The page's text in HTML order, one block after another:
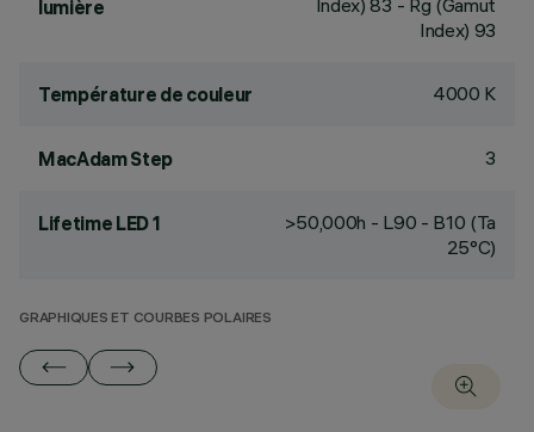
lumière
Index) 83 - Rg (Gamut
Index) 93
Température de couleur 4000 K
MacAdam Step 3
Lifetime LED 1
>50,000h - L90 - B10 (Ta
25°C)
GRAPHIQUES ET COURBES POLAIRES